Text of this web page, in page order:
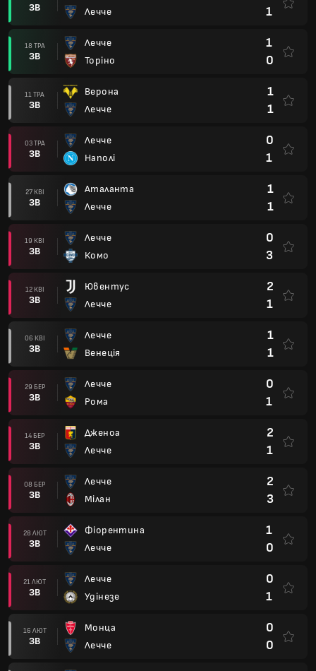
ЗВ Лечче
1
18 ТРА
ЗВ
Лечче
Торіно
1
0
11 ТРА
ЗВ
Верона
Лечче
1
1
03 ТРА
ЗВ
Лечче
Наполі
0
1
27 КВІ
ЗВ
Аталанта
Лечче
1
1
19 КВІ
ЗВ
Лечче
Комо
0
3
12 КВІ
ЗВ
Ювентус
Лечче
2
1
06 КВІ
ЗВ
Лечче
Венеція
1
1
29 БЕР
ЗВ
Лечче
Рома
0
1
14 БЕР
ЗВ
Дженоа
Лечче
2
1
08 БЕР
ЗВ
Лечче
Мілан
2
3
28 ЛЮТ
ЗВ
Фіорентина
Лечче
1
0
21 ЛЮТ
ЗВ
Лечче
Удінезе
0
1
16 ЛЮТ
ЗВ
Монца
Лечче
0
0